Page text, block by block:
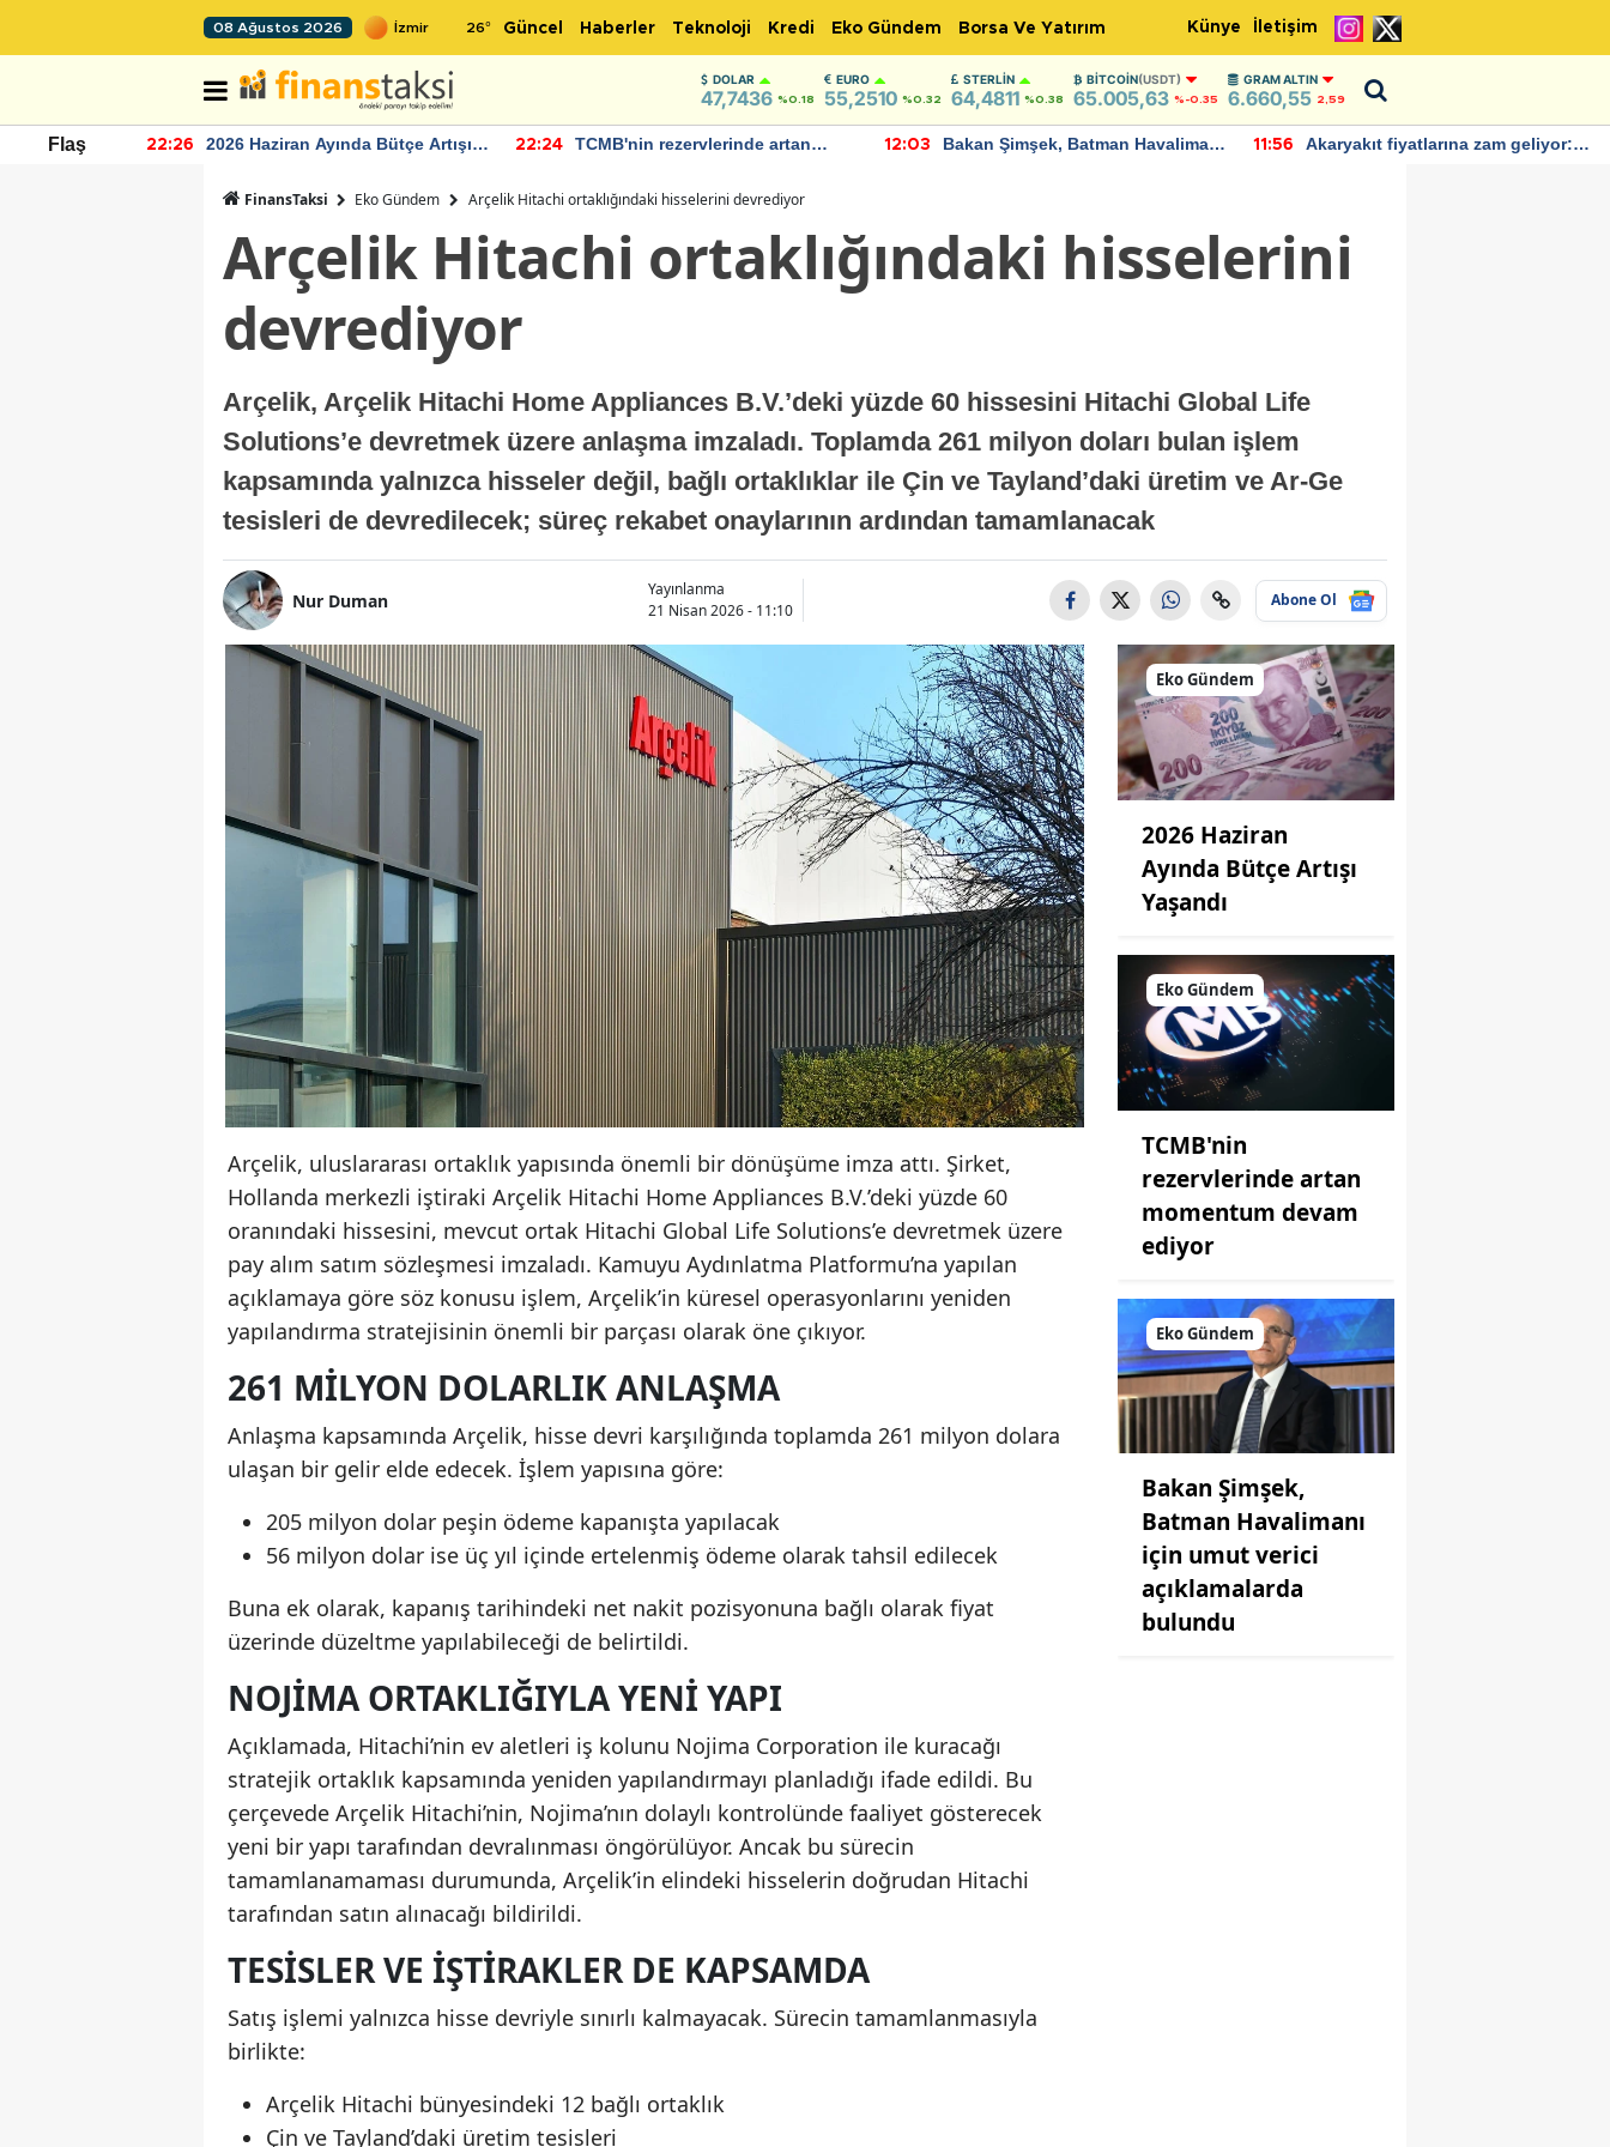
08 Ağustos 2026 26° Güncel Haberler Teknoloji Kredi Eko Gündem Borsa Ve Yatırım Künye İletişim
DOLAR
47,7436 %0.18
EURO
55,2510 %0.32
STERLIN
64,4811 %0.38
BITCOIN(USDT)
65.005,63 %-0.35
GRAM ALTIN
6.660,55 2,59
Flaş 22:26
2026 Haziran Ayında Bütçe Artışı
22:24
TCMB'nin rezervlerinde artan
12:03
Bakan Şimşek, Batman Havalimanı
11:56
Akaryakıt fiyatlarına zam geliyor:
FinansTaksi Eko Gündem Arçelik Hitachi ortaklığındaki hisselerini devrediyor
Arçelik Hitachi ortaklığındaki hisselerini
devrediyor
Arçelik, Arçelik Hitachi Home Appliances B.V.’deki yüzde 60 hissesini Hitachi Global Life
Solutions’e devretmek üzere anlaşma imzaladı. Toplamda 261 milyon doları bulan işlem
kapsamında yalnızca hisseler değil, bağlı ortaklıklar ile Çin ve Tayland’daki üretim ve Ar-Ge
tesisleri de devredilecek; süreç rekabet onaylarının ardından tamamlanacak
Nur Duman
Yayınlanma
21 Nisan 2026 - 11:10
Abone Ol
Arçelik, uluslararası ortaklık yapısında önemli bir dönüşüme imza attı. Şirket,
Hollanda merkezli iştiraki Arçelik Hitachi Home Appliances B.V.’deki yüzde 60
oranındaki hissesini, mevcut ortak Hitachi Global Life Solutions’e devretmek üzere
pay alım satım sözleşmesi imzaladı. Kamuyu Aydınlatma Platformu’na yapılan
açıklamaya göre söz konusu işlem, Arçelik’in küresel operasyonlarını yeniden
yapılandırma stratejisinin önemli bir parçası olarak öne çıkıyor.
261 MILYON DOLARLIK ANLAŞMA
Anlaşma kapsamında Arçelik, hisse devri karşılığında toplamda 261 milyon dolara
ulaşan bir gelir elde edecek. İşlem yapısına göre:
205 milyon dolar peşin ödeme kapanışta yapılacak
56 milyon dolar ise üç yıl içinde ertelenmiş ödeme olarak tahsil edilecek
Buna ek olarak, kapanış tarihindeki net nakit pozisyonuna bağlı olarak fiyat
üzerinde düzeltme yapılabileceği de belirtildi.
NOJIMA ORTAKLIĞIYLA YENI YAPI
Açıklamada, Hitachi’nin ev aletleri iş kolunu Nojima Corporation ile kuracağı
stratejik ortaklık kapsamında yeniden yapılandırmayı planladığı ifade edildi. Bu
çerçevede Arçelik Hitachi’nin, Nojima’nın dolaylı kontrolünde faaliyet gösterecek
yeni bir yapı tarafından devralınması öngörülüyor. Ancak bu sürecin
tamamlanamaması durumunda, Arçelik’in elindeki hisselerin doğrudan Hitachi
tarafından satın alınacağı bildirildi.
TESISLER VE İŞTIRAKLER DE KAPSAMDA
Satış işlemi yalnızca hisse devriyle sınırlı kalmayacak. Sürecin tamamlanmasıyla
birlikte:
Arçelik Hitachi bünyesindeki 12 bağlı ortaklık
Çin ve Tayland’daki üretim tesisleri
Eko Gündem
2026 Haziran
Ayında Bütçe Artışı
Yaşandı
Eko Gündem
TCMB'nin
rezervlerinde artan
momentum devam
ediyor
Eko Gündem
Bakan Şimşek,
Batman Havalimanı
için umut verici
açıklamalarda
bulundu